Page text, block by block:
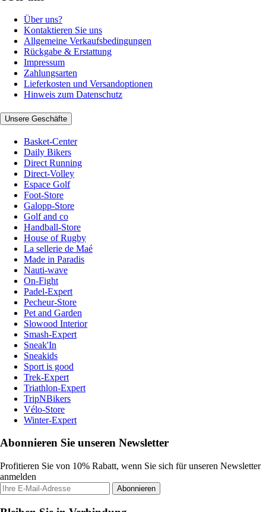
Über uns?
Kontaktieren Sie uns
Allgemeine Verkaufsbedingungen
Rückgabe & Erstattung
Impressum
Zahlungsarten
Lieferkosten und Versandoptionen
Hinweis zum Datenschutz
Unsere Geschäfte
Basket-Center
Daily Bikers
Direct Running
Direct-Volley
Espace Golf
Foot-Store
Galopp-Store
Golf and co
Handball-Store
House of Rugby
La sellerie de Maé
Made in Paradis
Nauti-wave
On-Fight
Padel-Expert
Pecheur-Store
Pet and Garden
Slowood Interior
Smash-Expert
Sneak'In
Sneakids
Sport is good
Trek-Expert
Triathlon-Expert
TripNBikers
Vélo-Store
Winter-Expert
Abonnieren Sie unseren Newsletter
Profitieren Sie von 10% Rabatt, wenn Sie sich für unseren Newsletter
anmelden
Abonnieren